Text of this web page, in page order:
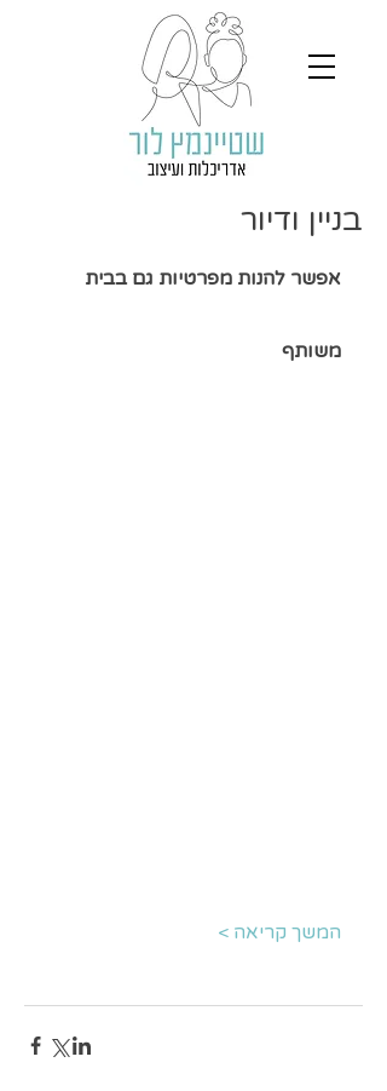
בניין ודיור
אפשר להנות מפרטיות גם בבית
משותף
המשך קריאה >